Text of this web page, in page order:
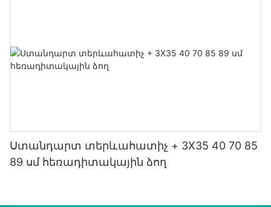
Ստանդարտ տերևահատիչ + 3X35 40 70 85
89 սմ հեռադիտակային ձող